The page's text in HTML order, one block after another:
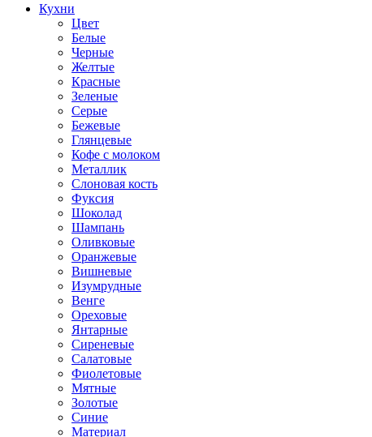
Кухни
Цвет
Белые
Черные
Желтые
Красные
Зеленые
Серые
Бежевые
Глянцевые
Кофе с молоком
Металлик
Слоновая кость
Фуксия
Шоколад
Шампань
Оливковые
Оранжевые
Вишневые
Изумрудные
Венге
Ореховые
Янтарные
Сиреневые
Салатовые
Фиолетовые
Мятные
Золотые
Синие
Материал